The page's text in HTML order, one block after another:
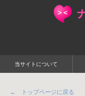
当サイトについて
← トップページに戻る